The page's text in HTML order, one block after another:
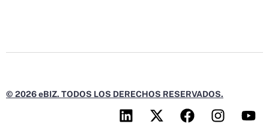
© 2026 eBIZ. TODOS LOS DERECHOS RESERVADOS.
L
i
X
-
F
a
I
n
Y
o